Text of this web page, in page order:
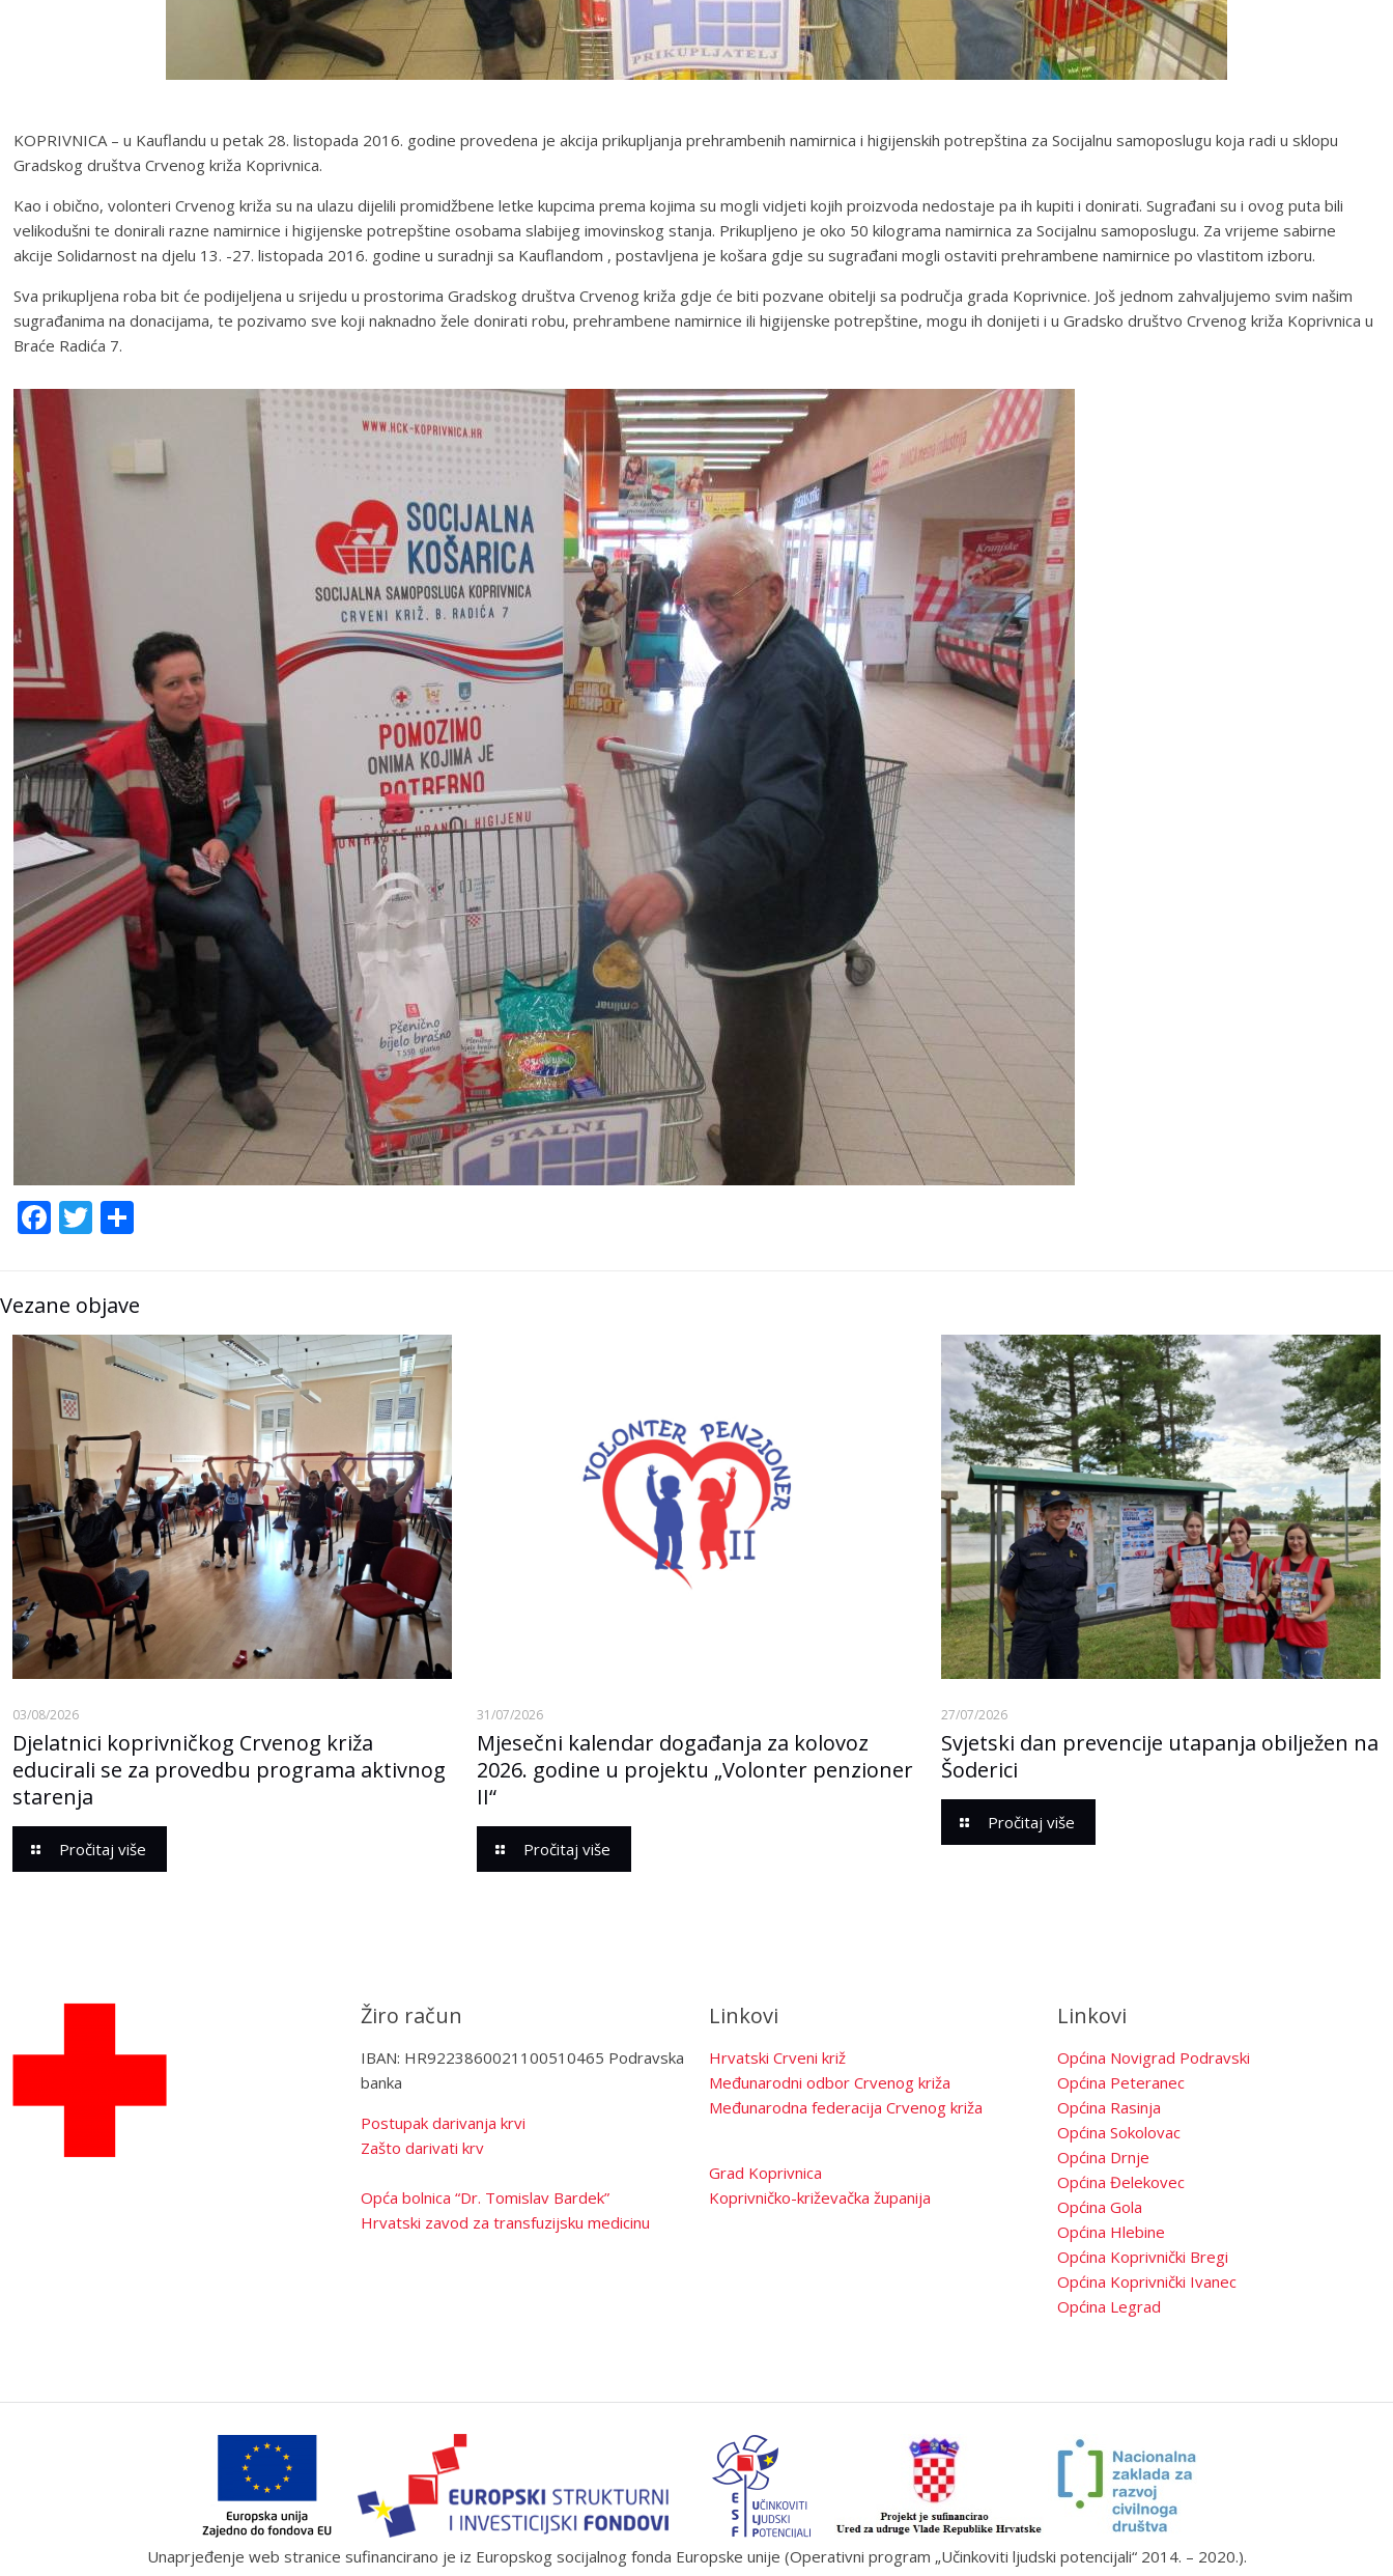
KOPRIVNICA – u Kauflandu u petak 28. listopada 2016. godine provedena je akcija prikupljanja prehrambenih namirnica i higijenskih potrepština za Socijalnu samoposlugu koja radi u sklopu
Gradskog društva Crvenog križa Koprivnica.
Kao i obično, volonteri Crvenog križa su na ulazu dijelili promidžbene letke kupcima prema kojima su mogli vidjeti kojih proizvoda nedostaje pa ih kupiti i donirati. Sugrađani su i ovog puta bili
velikodušni te donirali razne namirnice i higijenske potrepštine osobama slabijeg imovinskog stanja. Prikupljeno je oko 50 kilograma namirnica za Socijalnu samoposlugu. Za vrijeme sabirne
akcije Solidarnost na djelu 13. -27. listopada 2016. godine u suradnji sa Kauflandom , postavljena je košara gdje su sugrađani mogli ostaviti prehrambene namirnice po vlastitom izboru.
Sva prikupljena roba bit će podijeljena u srijedu u prostorima Gradskog društva Crvenog križa gdje će biti pozvane obitelji sa područja grada Koprivnice. Još jednom zahvaljujemo svim našim
sugrađanima na donacijama, te pozivamo sve koji naknadno žele donirati robu, prehrambene namirnice ili higijenske potrepštine, mogu ih donijeti i u Gradsko društvo Crvenog križa Koprivnica u
Braće Radića 7.
Facebook
Twitter
Vezane objave
03/08/2026
Djelatnici koprivničkog Crvenog križa
educirali se za provedbu programa aktivnog
starenja
Pročitaj više
31/07/2026
Mjesečni kalendar događanja za kolovoz
2026. godine u projektu „Volonter penzioner
II“
Pročitaj više
27/07/2026
Svjetski dan prevencije utapanja obilježen na
Šoderici
Pročitaj više
Žiro račun
IBAN: HR9223860021100510465 Podravska
banka
Postupak darivanja krvi
Zašto darivati krv
Opća bolnica “Dr. Tomislav Bardek”
Hrvatski zavod za transfuzijsku medicinu
Linkovi
Hrvatski Crveni križ
Međunarodni odbor Crvenog križa
Međunarodna federacija Crvenog križa
Grad Koprivnica
Koprivničko-križevačka županija
Linkovi
Općina Novigrad Podravski
Općina Peteranec
Općina Rasinja
Općina Sokolovac
Općina Drnje
Općina Đelekovec
Općina Gola
Općina Hlebine
Općina Koprivnički Bregi
Općina Koprivnički Ivanec
Općina Legrad
Unaprjeđenje web stranice sufinancirano je iz Europskog socijalnog fonda Europske unije (Operativni program „Učinkoviti ljudski potencijali“ 2014. – 2020.).